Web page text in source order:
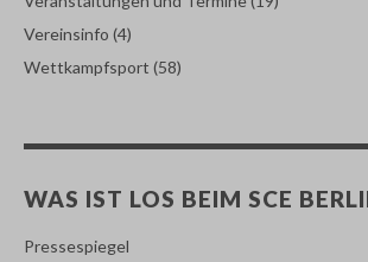
Vereinsinfo (4)
Wettkampfsport (58)
WAS IST LOS BEIM SCE
Pressespiegel